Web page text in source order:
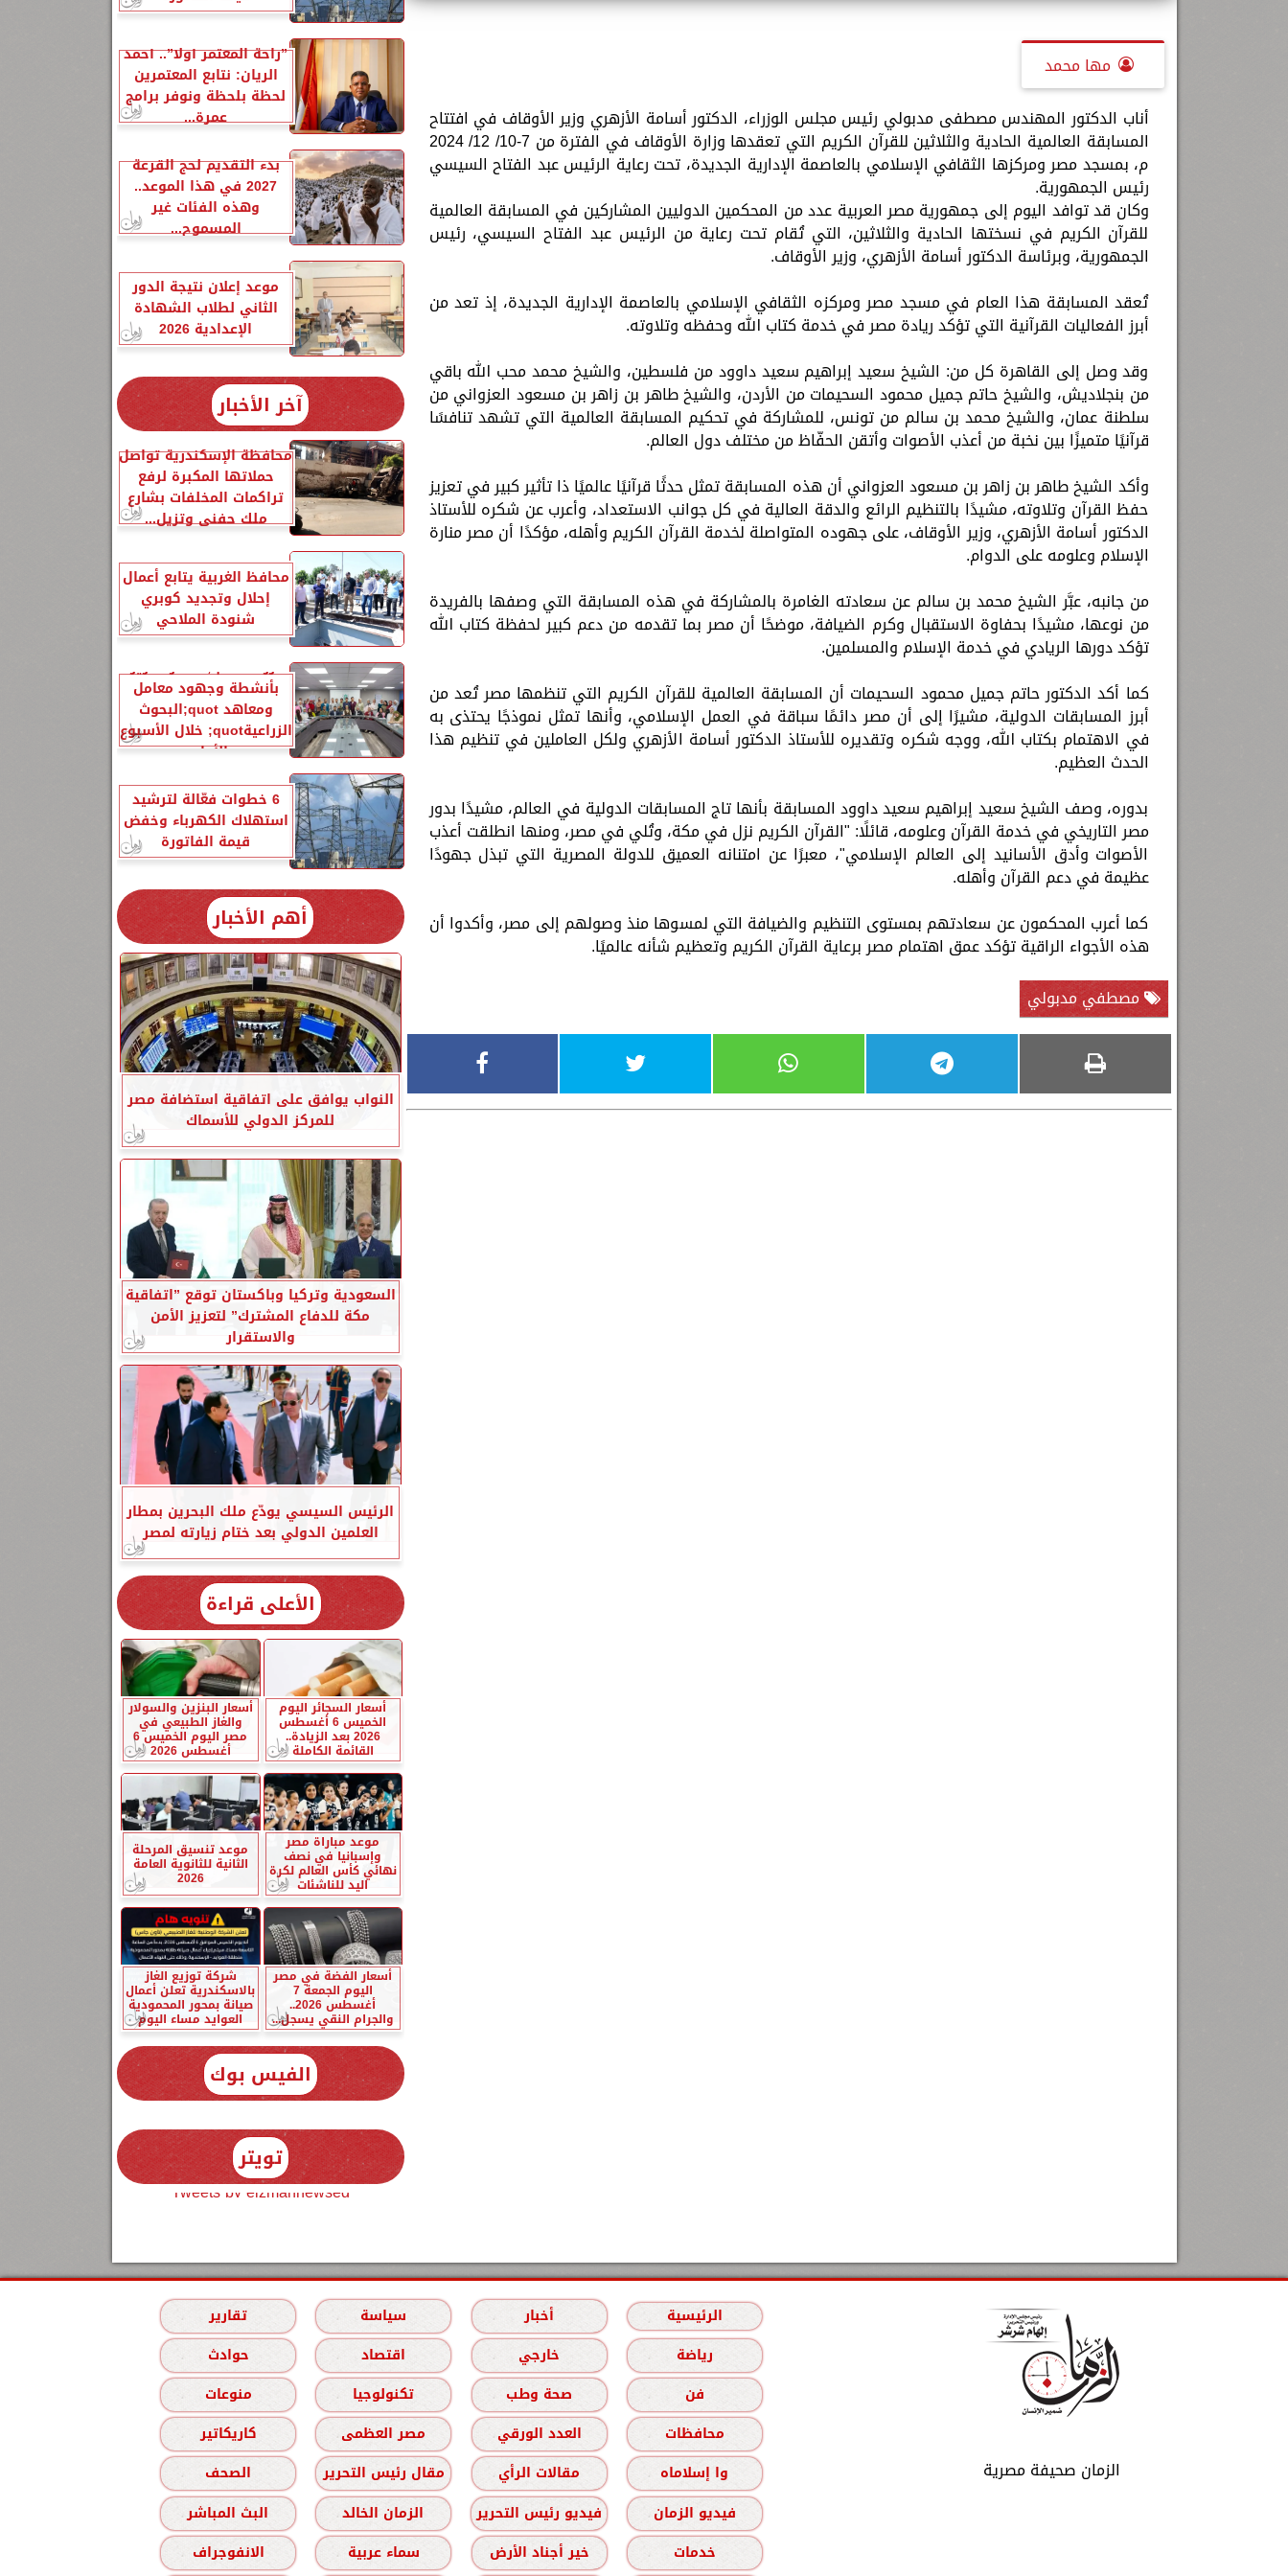
مها محمد
أناب الدكتور المهندس مصطفى مدبولي رئيس مجلس الوزراء، الدكتور أسامة الأزهري وزير الأوقاف في افتتاح
المسابقة العالمية الحادية والثلاثين للقرآن الكريم التي تعقدها وزارة الأوقاف في الفترة من 7-10/ 12/ 2024
م، بمسجد مصر ومركزها الثقافي الإسلامي بالعاصمة الإدارية الجديدة، تحت رعاية الرئيس عبد الفتاح السيسي
رئيس الجمهورية.
وكان قد توافد اليوم إلى جمهورية مصر العربية عدد من المحكمين الدوليين المشاركين في المسابقة العالمية
للقرآن الكريم في نسختها الحادية والثلاثين، التي تُقام تحت رعاية من الرئيس عبد الفتاح السيسي، رئيس
الجمهورية، وبرئاسة الدكتور أسامة الأزهري، وزير الأوقاف.
تُعقد المسابقة هذا العام في مسجد مصر ومركزه الثقافي الإسلامي بالعاصمة الإدارية الجديدة، إذ تعد من
أبرز الفعاليات القرآنية التي تؤكد ريادة مصر في خدمة كتاب الله وحفظه وتلاوته.
وقد وصل إلى القاهرة كل من: الشيخ سعيد إبراهيم سعيد داوود من فلسطين، والشيخ محمد محب الله باقي
من بنجلاديش، والشيخ حاتم جميل محمود السحيمات من الأردن، والشيخ طاهر بن زاهر بن مسعود العزواني من
سلطنة عمان، والشيخ محمد بن سالم من تونس، للمشاركة في تحكيم المسابقة العالمية التي تشهد تنافسًا
قرآنيًا متميزًا بين نخبة من أعذب الأصوات وأتقن الحفّاظ من مختلف دول العالم.
وأكد الشيخ طاهر بن زاهر بن مسعود العزواني أن هذه المسابقة تمثل حدثًا قرآنيًا عالميًا ذا تأثير كبير في تعزيز
حفظ القرآن وتلاوته، مشيدًا بالتنظيم الرائع والدقة العالية في كل جوانب الاستعداد، وأعرب عن شكره للأستاذ
الدكتور أسامة الأزهري، وزير الأوقاف، على جهوده المتواصلة لخدمة القرآن الكريم وأهله، مؤكدًا أن مصر منارة
الإسلام وعلومه على الدوام.
من جانبه، عبَّر الشيخ محمد بن سالم عن سعادته الغامرة بالمشاركة في هذه المسابقة التي وصفها بالفريدة
من نوعها، مشيدًا بحفاوة الاستقبال وكرم الضيافة، موضحًا أن مصر بما تقدمه من دعم كبير لحفظة كتاب الله
تؤكد دورها الريادي في خدمة الإسلام والمسلمين.
كما أكد الدكتور حاتم جميل محمود السحيمات أن المسابقة العالمية للقرآن الكريم التي تنظمها مصر تُعد من
أبرز المسابقات الدولية، مشيرًا إلى أن مصر دائمًا سباقة في العمل الإسلامي، وأنها تمثل نموذجًا يحتذى به
في الاهتمام بكتاب الله، ووجه شكره وتقديره للأستاذ الدكتور أسامة الأزهري ولكل العاملين في تنظيم هذا
الحدث العظيم.
بدوره، وصف الشيخ سعيد إبراهيم سعيد داوود المسابقة بأنها تاج المسابقات الدولية في العالم، مشيدًا بدور
مصر التاريخي في خدمة القرآن وعلومه، قائلًا: "القرآن الكريم نزل في مكة، وتُلي في مصر، ومنها انطلقت أعذب
الأصوات وأدق الأسانيد إلى العالم الإسلامي"، معبرًا عن امتنانه العميق للدولة المصرية التي تبذل جهودًا
عظيمة في دعم القرآن وأهله.
كما أعرب المحكمون عن سعادتهم بمستوى التنظيم والضيافة التي لمسوها منذ وصولهم إلى مصر، وأكدوا أن
هذه الأجواء الراقية تؤكد عمق اهتمام مصر برعاية القرآن الكريم وتعظيم شأنه عالميًا.
مصطفي مدبولي
”راحة المعتمر أولًا”.. أحمد
الريان: نتابع المعتمرين
لحظة بلحظة ونوفر برامج
عمرة...
بدء التقديم لحج القرعة
2027 في هذا الموعد..
وهذه الفئات غير
المسموح...
موعد إعلان نتيجة الدور
الثاني لطلاب الشهادة
الإعدادية 2026
آخر الأخبار
محافظة الإسكندرية تواصل
حملاتها المكبرة لرفع
تراكمات المخلفات بشارع
ملك حفني وتزيل...
محافظ الغربية يتابع أعمال
إحلال وتجديد كوبري
شنودة الملاحي
الزراعةquot; تنشر تقريرًا
بأنشطة وجهود معامل
ومعاهد quot;البحوث
الزراعيةquot; خلال الأسبوع
الأول...
6 خطوات فعّالة لترشيد
استهلاك الكهرباء وخفض
قيمة الفاتورة
أهم الأخبار
النواب يوافق على اتفاقية استضافة مصر
للمركز الدولي للأسماك
السعودية وتركيا وباكستان توقع ”اتفاقية
مكة للدفاع المشترك” لتعزيز الأمن
والاستقرار
الرئيس السيسي يودّع ملك البحرين بمطار
العلمين الدولي بعد ختام زيارته لمصر
الأعلى قراءة
أسعار السجائر اليوم
الخميس 6 أغسطس
2026 بعد الزيادة..
القائمة الكاملة
أسعار البنزين والسولار
والغاز الطبيعي في
مصر اليوم الخميس 6
أغسطس 2026
موعد مباراة مصر
وإسبانيا في نصف
نهائي كأس العالم لكرة
اليد للناشئات
موعد تنسيق المرحلة
الثانية للثانوية العامة
2026
أسعار الفضة في مصر
اليوم الجمعة 7
أغسطس 2026..
والجرام النقي يسجل...
شركة توزيع الغاز
بالاسكندرية تعلن أعمال
صيانة بمحور المحمودية
العوايد مساء اليوم
الفيس بوك
تويتر
Tweets by elzmannewseg
الزمان صحيفة مصرية
الرئيسية أخبار سياسة
تقارير
رياضة
خارجي اقتصاد
حوادث
فن
صحة وطب تكنولوجيا
منوعات
محافظات
العدد الورقي مصر العظمى
كاريكاتير
وا إسلاماه
مقالات الرأي مقال رئيس التحرير
الصحف
فيديو الزمان
فيديو رئيس التحرير الزمان الخالد
البث المباشر
خدمات
خير أجناد الأرض سماء عربية الانفوجراف